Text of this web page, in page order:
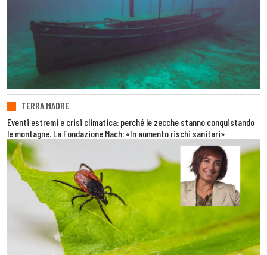
TERRA MADRE
Eventi estremi e crisi climatica: perché le zecche stanno conquistando
le montagne. La Fondazione Mach: «In aumento rischi sanitari»